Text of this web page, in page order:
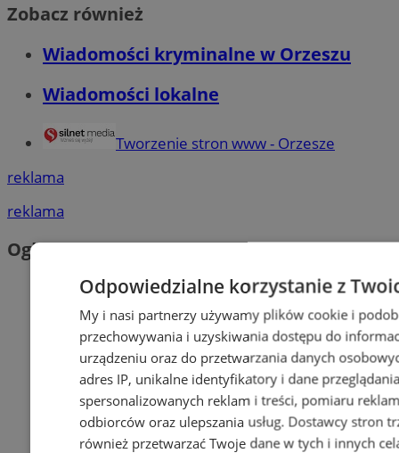
Zobacz również
Wiadomości kryminalne w Orzeszu
Wiadomości lokalne
Tworzenie stron www - Orzesze
reklama
reklama
Ogłoszenia
Odpowiedzialne korzystanie z
My i nasi partnerzy używamy plików cookie i
przechowywania i uzyskiwania dostępu do
urządzeniu oraz do przetwarzania danych
adres IP, unikalne identyfikatory i dane
spersonalizowanych reklam i treści, pomiaru
odbiorców oraz ulepszania usług. Dostawcy stron
również przetwarzać Twoje dane w tych i innych